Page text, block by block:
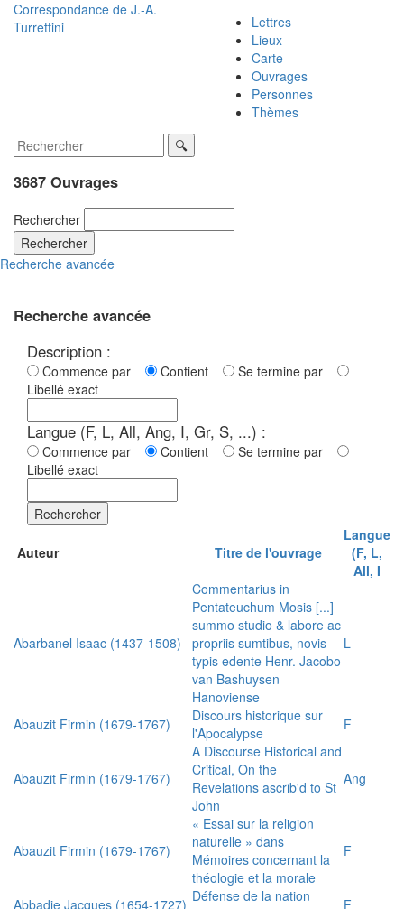
Correspondance de J.-A.
Turrettini
Lettres
Lieux
Carte
Ouvrages
Personnes
Thèmes
3687 Ouvrages
Rechercher
Rechercher
Recherche avancée
Recherche avancée
Description :
Commence par Contient
Se termine par
Libellé exact
Langue (F, L, All, Ang, I, Gr, S, ...) :
Commence par Contient
Se termine par
Libellé exact
Rechercher
Auteur Titre de l'ouvrage
Langue
(F, L,
All, I
Abarbanel Isaac (1437-1508)
Commentarius in
Pentateuchum Mosis [...]
summo studio & labore ac
propriis sumtibus, novis
typis edente Henr. Jacobo
van Bashuysen
Hanoviense
L
Abauzit Firmin (1679-1767)
Discours historique sur
l'Apocalypse
F
Abauzit Firmin (1679-1767)
A Discourse Historical and
Critical, On the
Revelations ascrib'd to St
John
Ang
Abauzit Firmin (1679-1767)
« Essai sur la religion
naturelle » dans
Mémoires concernant la
théologie et la morale
F
Abbadie Jacques (1654-1727) Défense de la nation
F